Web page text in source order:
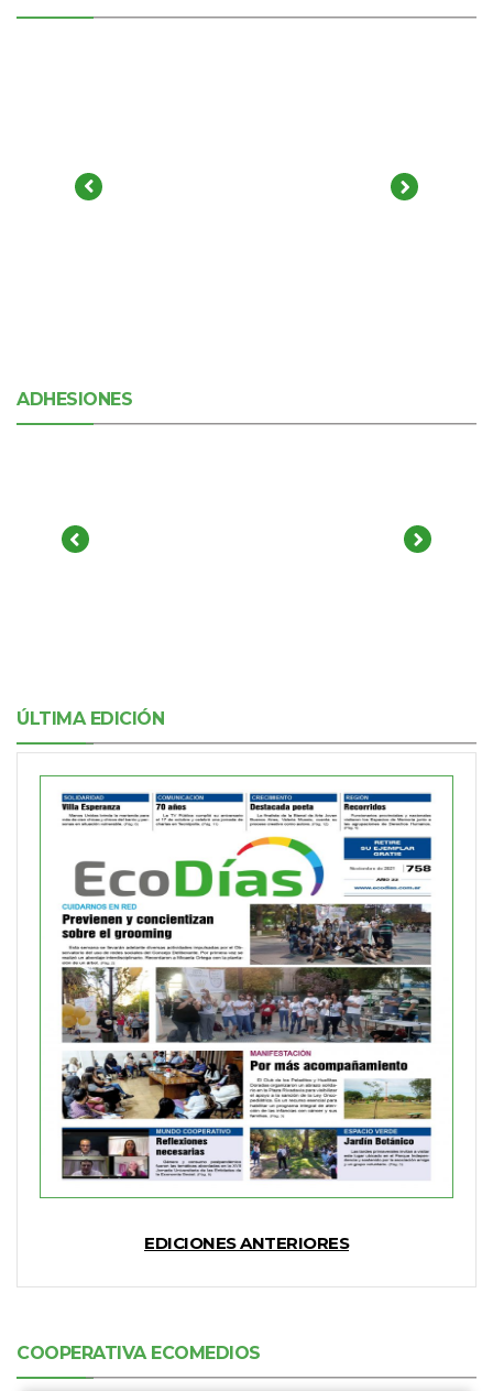
ADHESIONES
ÚLTIMA EDICIÓN
EDICIONES ANTERIORES
COOPERATIVA ECOMEDIOS